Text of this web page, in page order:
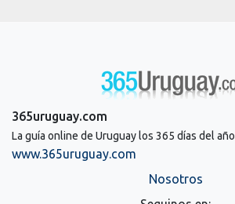
365uruguay.com
La guía online de Uruguay los 365 días del año
www.365uruguay.com
Nosotros